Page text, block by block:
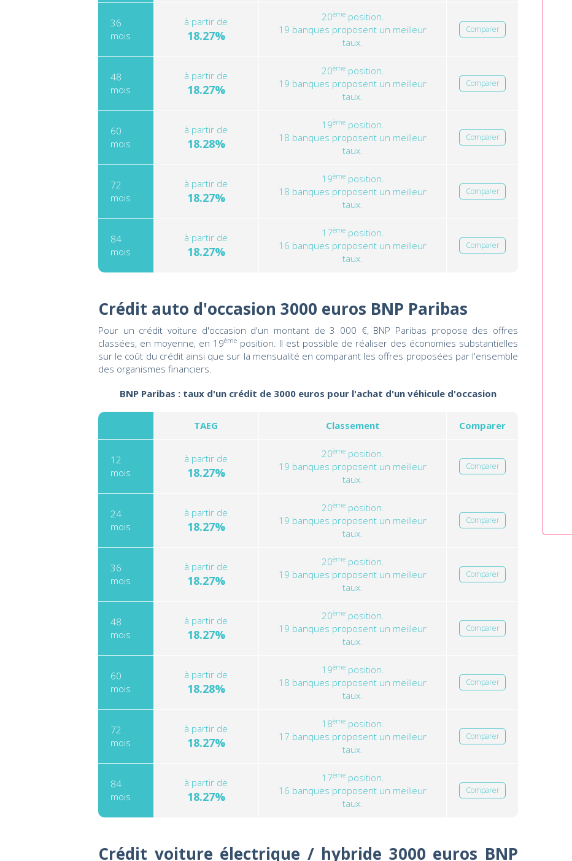
36
mois
à partir de
18.27%
20èmeposition.
19 banques proposent un meilleur
taux.
Comparer
48
mois
à partir de
18.27%
20èmeposition.
19 banques proposent un meilleur
taux.
Comparer
60
mois
à partir de
18.28%
19èmeposition.
18 banques proposent un meilleur
taux.
Comparer
72
mois
à partir de
18.27%
19èmeposition.
18 banques proposent un meilleur
taux.
Comparer
84
mois
à partir de
18.27%
17èmeposition.
16 banques proposent un meilleur
taux.
Comparer
Crédit auto d'occasion 3000 euros BNP Paribas
Pour un crédit voiture d'occasion d'un montant de 3 000 €, BNP Paribas propose des offres
classées, en moyenne, en 19ème position. Il est possible de réaliser des économies substantielles
sur le coût du crédit ainsi que sur la mensualité en comparant les offres proposées par l'ensemble
des organismes financiers.
BNP Paribas : taux d'un crédit de 3000 euros pour l'achat d'un véhicule d'occasion
TAEG Classement Comparer
12
mois
à partir de
18.27%
20èmeposition.
19 banques proposent un meilleur
taux.
Comparer
24
mois
à partir de
18.27%
20èmeposition.
19 banques proposent un meilleur
taux.
Comparer
36
mois
à partir de
18.27%
20èmeposition.
19 banques proposent un meilleur
taux.
Comparer
48
mois
à partir de
18.27%
20èmeposition.
19 banques proposent un meilleur
taux.
Comparer
60
mois
à partir de
18.28%
19èmeposition.
18 banques proposent un meilleur
taux.
Comparer
72
mois
à partir de
18.27%
18èmeposition.
17 banques proposent un meilleur
taux.
Comparer
84
mois
à partir de
18.27%
17èmeposition.
16 banques proposent un meilleur
taux.
Comparer
Crédit voiture électrique / hybride 3000 euros BNP